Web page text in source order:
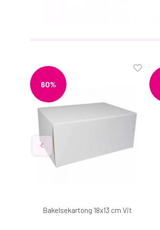
60%
Bakelsekartong 18x13 cm Vit